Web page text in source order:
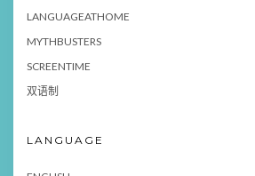
LANGUAGEATHOME
MYTHBUSTERS
SCREENTIME
双语制
LANGUAGE